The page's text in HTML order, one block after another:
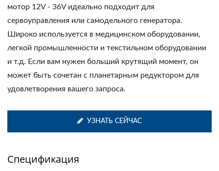
мотор 12V - 36V идеально подходит для
сервоуправления или самодельного генератора.
Широко используется в медицинском оборудовании,
легкой промышленности и текстильном оборудовании
и т.д. Если вам нужен больший крутящий момент, он
может быть сочетан с планетарным редуктором для
удовлетворения вашего запроса.
УЗНАТЬ СЕЙЧАС
Спецификация